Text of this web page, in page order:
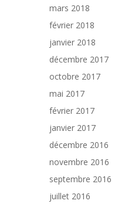
mars 2018
février 2018
janvier 2018
décembre 2017
octobre 2017
mai 2017
février 2017
janvier 2017
décembre 2016
novembre 2016
septembre 2016
juillet 2016